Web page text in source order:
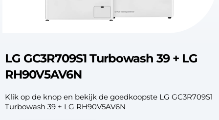
LG GC3R709S1 Turbowash 39 + LG
RH90V5AV6N
Klik op de knop en bekijk de goedkoopste LG GC3R709S1
Turbowash 39 + LG RH90V5AV6N